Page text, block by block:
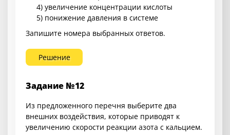
4) увеличение концентрации кислоты
5) понижение давления в системе
Запишите номера выбранных ответов.
Решение
Задание №12
Из предложенного перечня выберите два
внешних воздействия, которые приводят к
увеличению скорости реакции азота с кальцием.